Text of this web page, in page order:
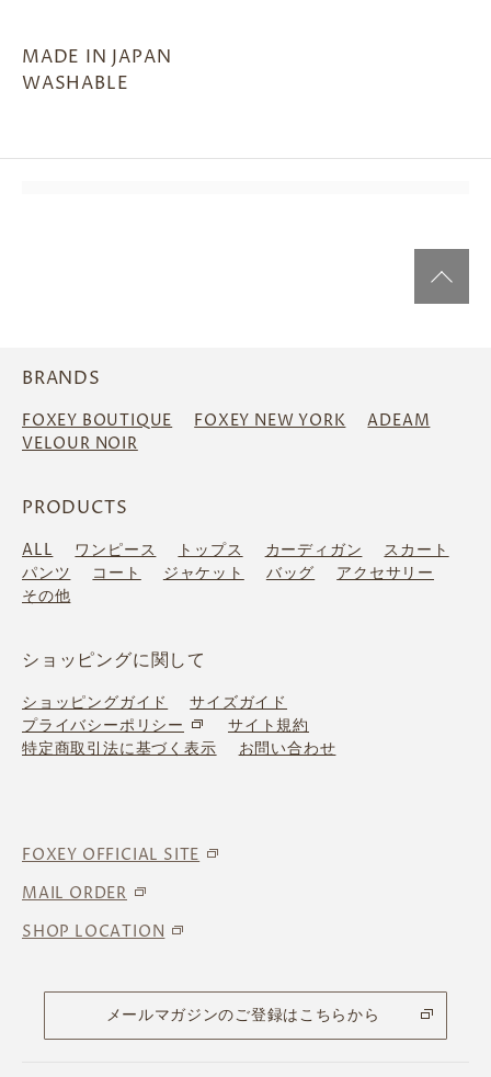
MADE IN JAPAN
WASHABLE
BRANDS
FOXEY BOUTIQUE FOXEY NEW YORK
ADEAM
VELOUR NOIR
PRODUCTS
ALL ワンピース トップス カーディガン
スカート
パンツ
コート ジャケット バッグ
アクセサリー
その他
ショッピングに関して
ショッピングガイド
サイズガイド
プライバシーポリシー
サイト規約
特定商取引法に基づく表示
お問い合わせ
FOXEY OFFICIAL SITE
MAIL ORDER
SHOP LOCATION
メールマガジンのご登録はこちらから